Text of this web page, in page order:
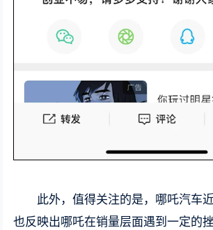
此外，值得关注的是，哪吒汽车
也反映出哪吒在销量层面遇到一定的挫